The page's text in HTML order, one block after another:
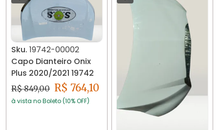
Sku. 19742-00002
Capo Dianteiro Onix
Plus 2020/2021 19742
R$ 849,00 R$ 764,10
à vista no Boleto (10% OFF)